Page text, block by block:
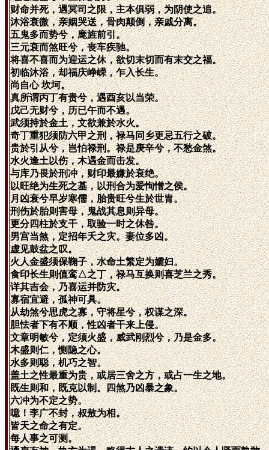
财命并死，遇冥司之限，主本俱弱，为阴使之追。
沐浴衰微，亲姻哭送，骨肉颠倒，亲戚分离。
五鬼多而势兮，麾旌前引。
三元衰而煞旺兮，丧车疾驰。
将喜不喜而为迎运之休，欲切末切而有末交之福。
初临沐浴，却福庆峥嵘，乍入长生。
尚自心 坎坷。
真所谓丙丁有贵兮，遇酉亥以当荣。
戊己无财兮，历已午而不遇。
武须持於金土，文欲兼於水火。
奇丁重犯须防六甲之刑，禄马同乡更忌五行之破。
贵於引从兮，岂怕禄刑。禄是庚辛兮，不愁金煞。
水火逢土以伤，木遇金而击发。
与库乃畏於刑冲，财印最嫌於衰绝。
以旺绝为生死之基，以刑合为爱恂憎之侯。
月凶衰兮早岁寒儒，胎贵旺兮生於世胄。
刑伤於胎则害母，鬼战其息则异母。
更分四柱於支干，取验一时之休咎。
男宫当煞，定招年夭之灾。妻位多凶。
虚见鼓盆之叹。
火人金盛须保鞠子，水命土繁定为孀妇。
食印长生则值鸾△之丁，禄马互换则喜芝兰之秀。
详其吉会，乃喜运并防灾。
寡宿宜避，孤神可具。
从劫煞兮思虎之寡，守将星兮，权谋之深。
胆怯者下有不顺，性凶者干来上侵。
文章明敏兮，定须火盛，威武刚烈兮，乃是金多。
木盛则仁，恻隐之心。
水多则聪，机巧之智。
盖土之性最重为贵，或居三舍之方，或占一生之地。
既生则和，既克以制。四煞乃凶暴之象。
六冲为不定之势。
噫！李广不封，叔敖为相。
皆天之命之有定。
每人事之可测。